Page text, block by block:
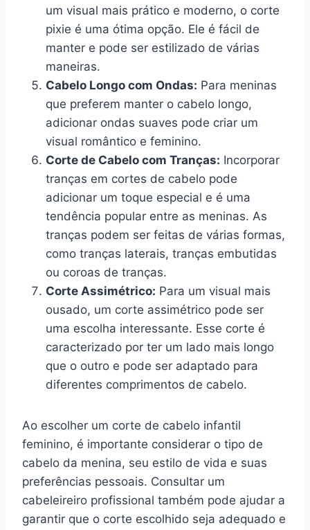
um visual mais prático e moderno, o corte
pixie é uma ótima opção. Ele é fácil de
manter e pode ser estilizado de várias
maneiras.
Cabelo Longo com Ondas: Para meninas
que preferem manter o cabelo longo,
adicionar ondas suaves pode criar um
visual romântico e feminino.
Corte de Cabelo com Tranças: Incorporar
tranças em cortes de cabelo pode
adicionar um toque especial e é uma
tendência popular entre as meninas. As
tranças podem ser feitas de várias formas,
como tranças laterais, tranças embutidas
ou coroas de tranças.
Corte Assimétrico: Para um visual mais
ousado, um corte assimétrico pode ser
uma escolha interessante. Esse corte é
caracterizado por ter um lado mais longo
que o outro e pode ser adaptado para
diferentes comprimentos de cabelo.
Ao escolher um corte de cabelo infantil
feminino, é importante considerar o tipo de
cabelo da menina, seu estilo de vida e suas
preferências pessoais. Consultar um
cabeleireiro profissional também pode ajudar a
garantir que o corte escolhido seja adequado e